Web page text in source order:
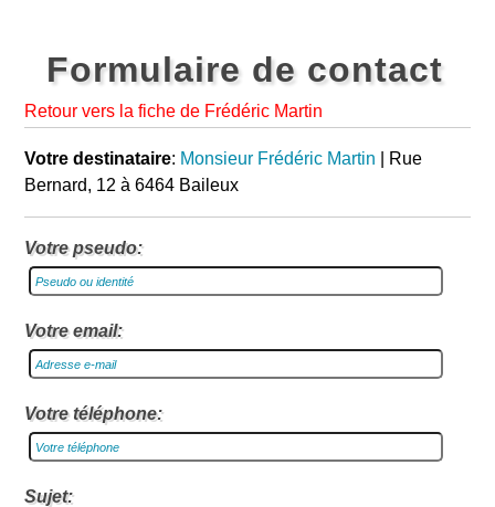
Formulaire de contact
Retour vers la fiche de Frédéric Martin
Votre destinataire: Monsieur Frédéric Martin | Rue
Bernard, 12 à 6464 Baileux
Votre pseudo:
Votre email:
Votre téléphone:
Sujet: